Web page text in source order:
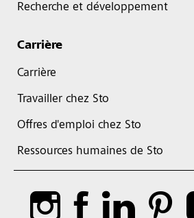
Recherche et développement
Carrière
Carrière
Travailler chez Sto
Offres d'emploi chez Sto
Ressources humaines de Sto